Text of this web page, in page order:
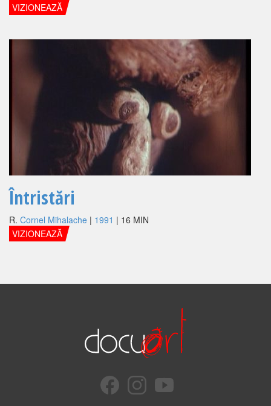
VIZIONEAZĂ
Întristări
R. Cornel Mihalache | 1991 | 16 MIN
VIZIONEAZĂ